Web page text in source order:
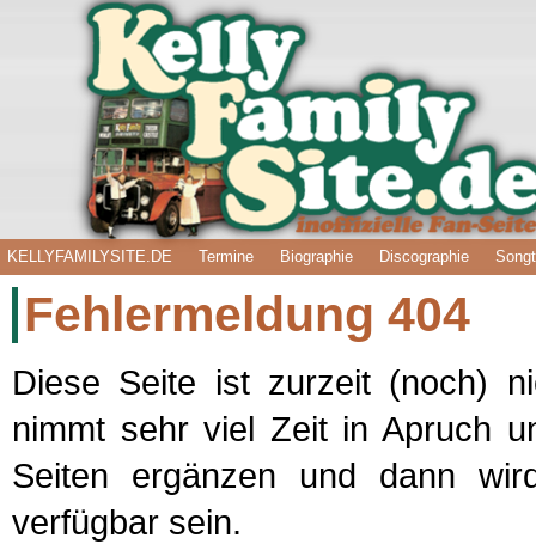
KELLYFAMILYSITE.DE Termine Biographie Discographie
Fehlermeldung 404
Diese Seite ist zurzeit (noch)
nimmt sehr viel Zeit in Apruch
Seiten ergänzen und dann
verfügbar sein.